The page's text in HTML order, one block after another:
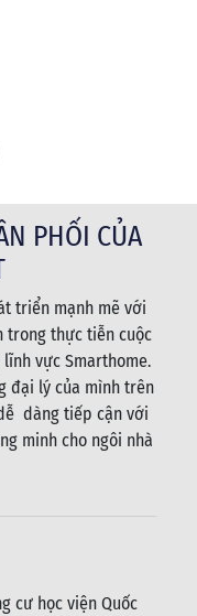
PHỐI CỦA
triển mạnh mẽ với
trong thực tiễn cuộc
vực Smarthome.
đại lý của mình trên
dàng tiếp cận với
minh cho ngôi nhà
cư học viện Quốc